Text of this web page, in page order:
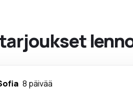
8 päivää